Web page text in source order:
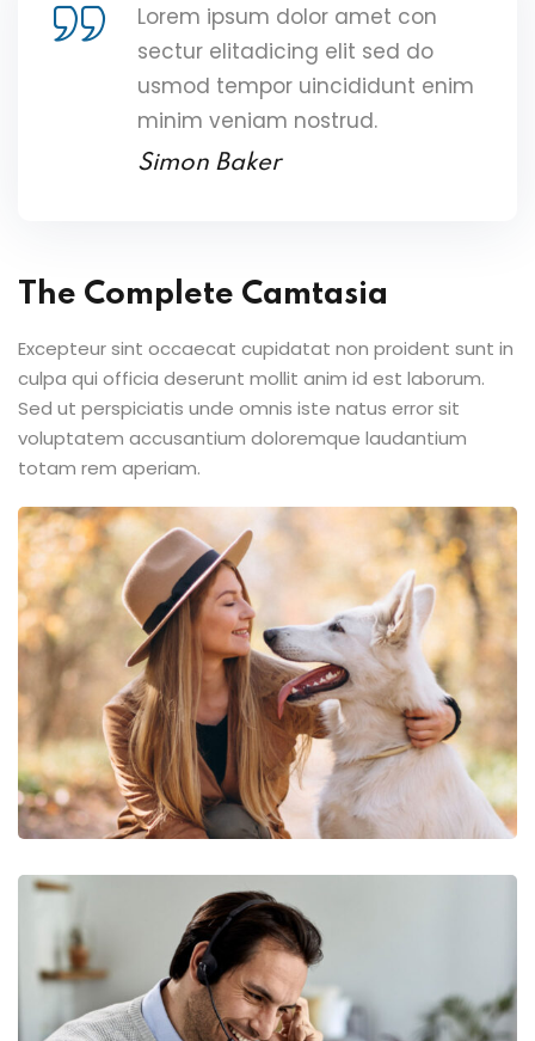
Lorem ipsum dolor amet con
sectur elitadicing elit sed do
usmod tempor uincididunt enim
minim veniam nostrud.
Simon Baker
The Complete Camtasia
Excepteur sint occaecat cupidatat non proident sunt in
culpa qui officia deserunt mollit anim id est laborum.
Sed ut perspiciatis unde omnis iste natus error sit
voluptatem accusantium doloremque laudantium
totam rem aperiam.